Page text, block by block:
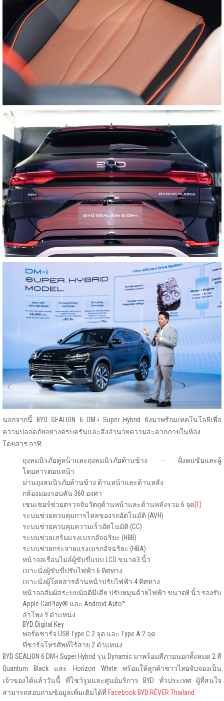
นอกจากนี้ BYD SEALION 6 DM-i Super Hybrid ยังมาพร้อมเทคโนโลยีเพื่อ
ความปลอดภัยอย่างครบครันและสิ่งอำนวยความสะดวกภายในห้อง
โดยสาร อาทิ
ถุงลมนิรภัยคู่หน้าและถุงลมนิรภัยด้านข้าง – ฝั่งคนขับและผู้
โดยสารตอนหน้า
ม่านถุงลมนิรภัยด้านข้าง ด้านหน้าและด้านหลัง
กล้องมองรอบคัน 360 องศา
เซนเซอร์ช่วยตรวจจับวัตถุด้านหน้าและด้านหลังรวม 6 จุด[1]
ระบบช่วยควบคุมการไหลของรถอัตโนมัติ (AVH)
ระบบช่วยควบคุมความเร็วอัตโนมัติ (CC)
ระบบช่วยเสริมแรงเบรกอัจฉริยะ (HBB)
ระบบช่วยกระจายแรงเบรกอัจฉริยะ (HBA)
หน้าจอเรือนไมล์ผู้ขับขี่แบบ LCD ขนาด3 นิ้ว
เบาะนั่งผู้ขับขี่ปรับไฟฟ้า 6 ทิศทาง
เบาะนั่งผู้โดยสารด้านหน้าปรับไฟฟ้า 4 ทิศทาง
หน้าจอสัมผัสระบบมัลติมีเดีย ปรับหมุนด้วยไฟฟ้า ขนาด8 นิ้ว รองรับ
Apple CarPlay® และ Android Auto™
ลำโพง 9 ตำแหน่ง
BYD Digital Key
พอร์ตชาร์จ USB Type C 2 จุด และ Type A 2 จุด
ที่ชาร์จโทรศัพท์ไร้สาย 2 ตำแหน่ง
BYD SEALION 6 DM-i Super Hybrid รุ่น Dynamic มาพร้อมสีภายนอกทั้งหมด 2 สี
Quantum Black และ Horizon White พร้อมให้ลูกค้าชาวไทยจับจองเป็น
เจ้าของได้แล้ววันนี้ ที่โชว์รูมและศูนย์บริการ BYD ทั่วประเทศ ผู้ที่สนใจ
สามารถสอบถามข้อมูลเพิ่มเติมได้ที่ Facebook BYD RÊVER Thailand